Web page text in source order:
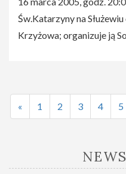
Św.Katarzyny na
Krzyżowa; organizuje ją
« 1 2 3 4 5